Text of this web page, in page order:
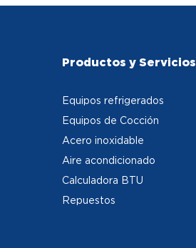
Productos y Servicios
Equipos refrigerados
Equipos de Cocción
Acero inoxidable
Aire acondicionado
Calculadora BTU
Repuestos